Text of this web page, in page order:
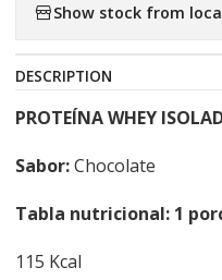
Show stock from
DESCRIPTION
PROTEÍNA WHEY
Sabor:Chocolate
Tabla nutricional: 1
115 Kcal